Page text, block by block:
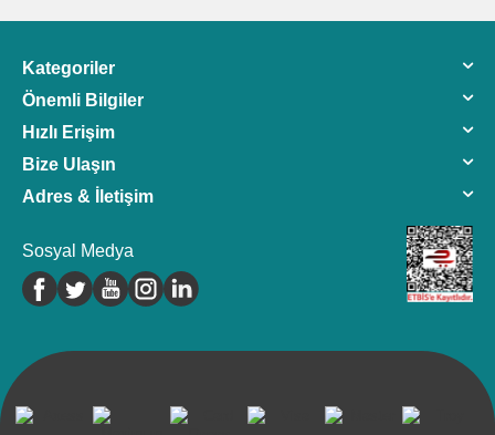
Kategoriler
Önemli Bilgiler
Hızlı Erişim
Bize Ulaşın
Adres & İletişim
Sosyal Medya